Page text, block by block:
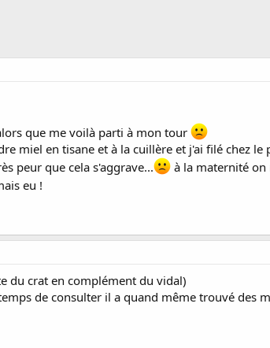
que me voilà parti à mon tour
miel en tisane et à la cuillère et j'ai filé chez le
peur que cela s'aggrave...
à la maternité
eu !
du crat en complément du vidal)
de consulter il a quand même trouvé des